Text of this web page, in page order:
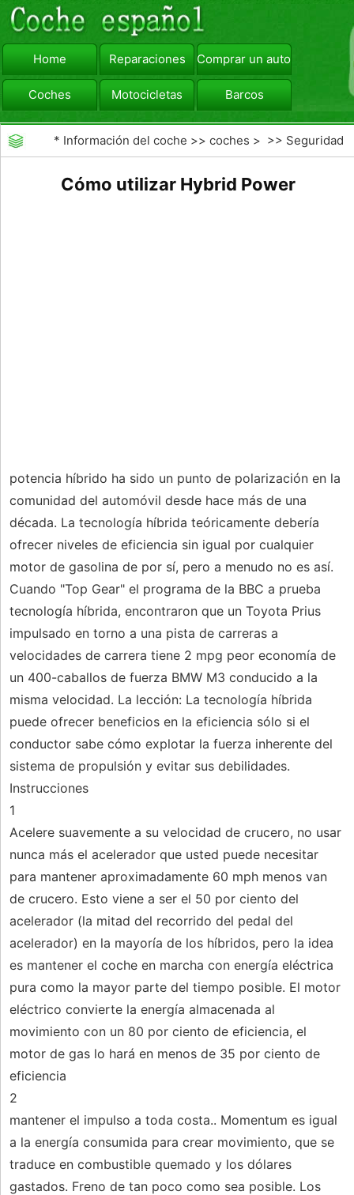
Home Reparaciones Comprar un automóvil
Coches Motocicletas Barcos
viajar Camiones
* Información del coche >>coches > >> Seguridad
Cómo utilizar Hybrid Power
potencia híbrido ha sido un punto de polarización en la
comunidad del automóvil desde hace más de una
década. La tecnología híbrida teóricamente debería
ofrecer niveles de eficiencia sin igual por cualquier
motor de gasolina de por sí, pero a menudo no es así.
Cuando "Top Gear" el programa de la BBC a prueba
tecnología híbrida, encontraron que un Toyota Prius
impulsado en torno a una pista de carreras a
velocidades de carrera tiene 2 mpg peor economía de
un 400-caballos de fuerza BMW M3 conducido a la
misma velocidad. La lección: La tecnología híbrida
puede ofrecer beneficios en la eficiencia sólo si el
conductor sabe cómo explotar la fuerza inherente del
sistema de propulsión y evitar sus debilidades.
Instrucciones
1
Acelere suavemente a su velocidad de crucero, no usar
nunca más el acelerador que usted puede necesitar
para mantener aproximadamente 60 mph menos van
de crucero. Esto viene a ser el 50 por ciento del
acelerador (la mitad del recorrido del pedal del
acelerador) en la mayoría de los híbridos, pero la idea
es mantener el coche en marcha con energía eléctrica
pura como la mayor parte del tiempo posible. El motor
eléctrico convierte la energía almacenada al
movimiento con un 80 por ciento de eficiencia, el
motor de gas lo hará en menos de 35 por ciento de
eficiencia
2
mantener el impulso a toda costa.. Momentum es igual
a la energía consumida para crear movimiento, que se
traduce en combustible quemado y los dólares
gastados. Freno de tan poco como sea posible. Los